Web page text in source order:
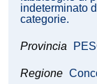
indeterminato
categorie.
Provincia
Regione